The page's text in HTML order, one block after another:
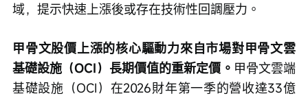
域，提示快速上漲後或存在技術性回調壓力。
甲骨文股價上漲的核心驅動力來自市場對甲骨文雲
基礎設施（OCI）長期價值的重新定價。 甲骨文雲端
基礎設施（OCI）在2026財年第一季的營收達33億